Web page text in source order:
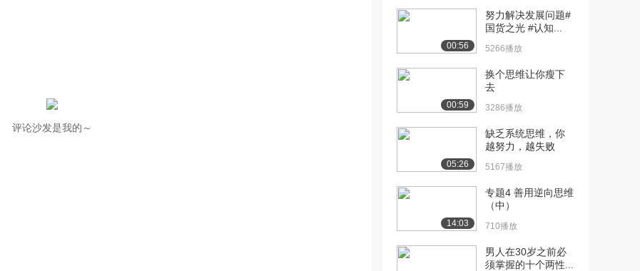
评论沙发是我的～
[12] 创业团队只有一个头
05:41
[13] 创意就是创业机会
09:27
[14] 创意就是创业机会
吗？（下）
（上）
（下）
00:56
努力解决发展问题#
国货之光 #认知...
5266播放
00:59
换个思维让你瘦下
去
3286播放
05:26
缺乏系统思维，你
越努力，越失败
5167播放
14:03
专题4 善用逆向思维
（中）
710播放
男人在30岁之前必
须掌握的十个两性...